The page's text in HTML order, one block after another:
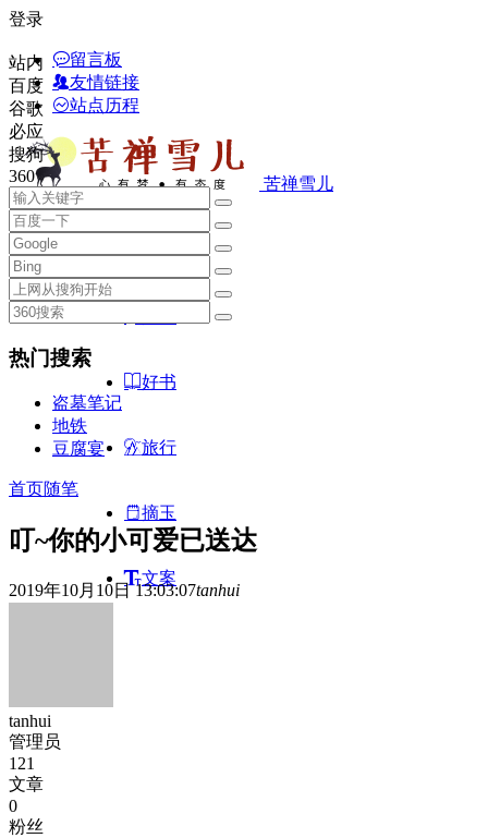
登录
留言板
友情链接
站点历程
苦禅雪儿
首页
好书
旅行
摘玉
文案
站内
百度
谷歌
必应
搜狗
360
热门搜索
盗墓笔记
地铁
豆腐宴
首页随笔
叮~你的小可爱已送达
2019年10月10日 13:03:07tanhui
tanhui
管理员
121
文章
0
粉丝